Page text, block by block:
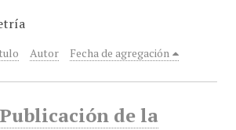
Autor Fecha de agregación
de la